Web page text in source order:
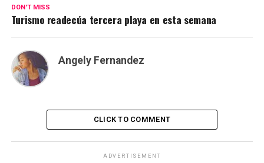
DON'T MISS
Turismo readecúa tercera playa en esta semana
Angely Fernandez
CLICK TO COMMENT
ADVERTISEMENT